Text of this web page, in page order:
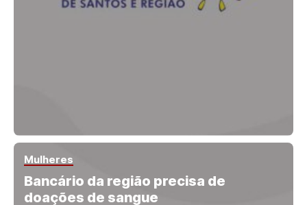
Mulheres
Bancário da região precisa de
doações de sangue